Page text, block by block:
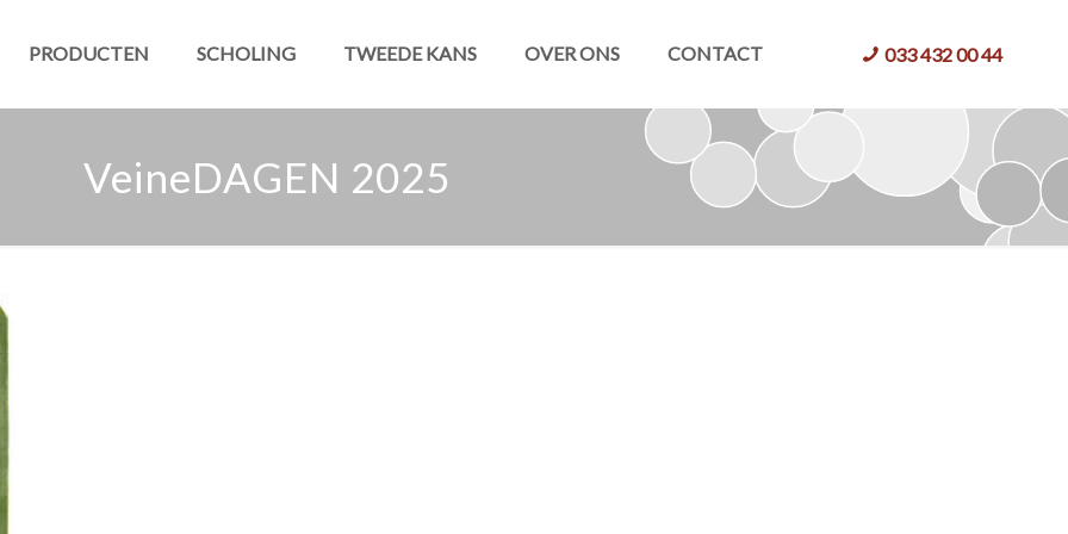
PRODUCTEN SCHOLING TWEEDE KANS OVER ONS CONTACT 033 432 00 44
VeineDAGEN 2025